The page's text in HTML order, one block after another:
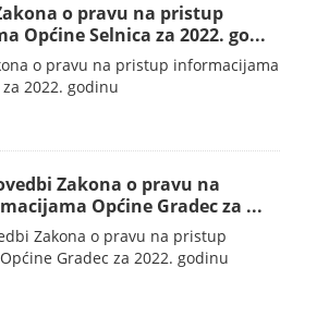
o pravu na pristup
Općine Selnica za 2022. go...
o pravu na pristup informacijama
2022. godinu
Zakona o pravu na
Općine Gradec za ...
Zakona o pravu na pristup
Gradec za 2022. godinu